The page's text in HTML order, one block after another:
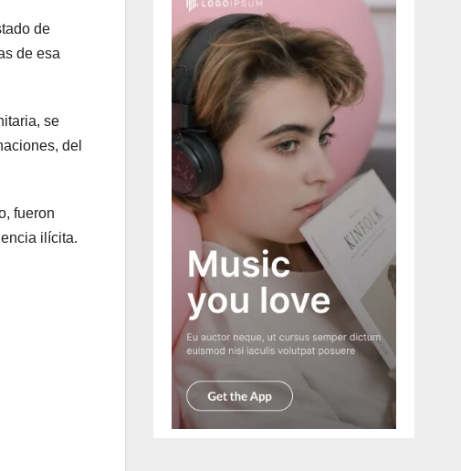
de
de esa
se
del
fueron
ilícita.